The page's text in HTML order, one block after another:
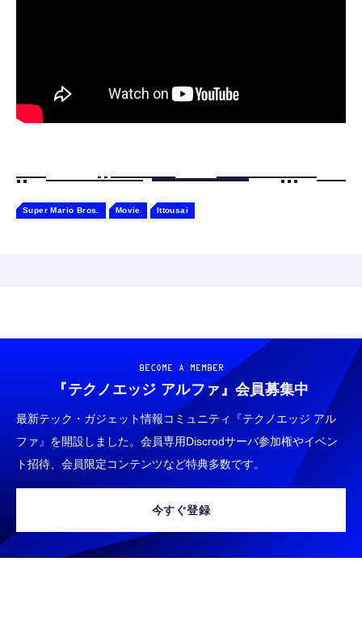
Super Mario Bros. Movie Ittousai
BECOME A MEMBER
『テクノエッジ アルファ』 会員募集中
最新テック・ガジェット情報コミュニティ『テクノエッジ アル
ファ』を開設しました。会員専用Discrodサーバ参加権やイベン
ト招待、会員限定コンテンツなど特典多数です。
今すぐ登録